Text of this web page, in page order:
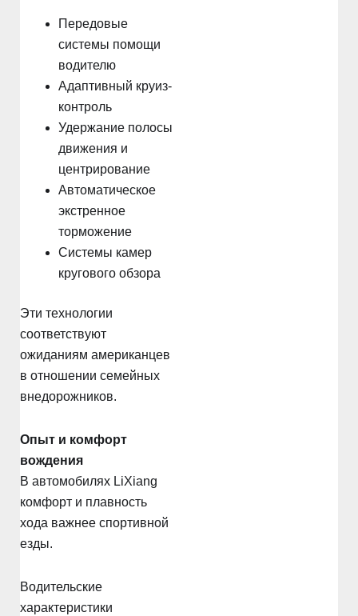
Передовые
системы помощи
водителю
Адаптивный круиз-
контроль
Удержание полосы
движения и
центрирование
Автоматическое
экстренное
торможение
Системы камер
кругового обзора
Эти технологии
соответствуют
ожиданиям американцев
в отношении семейных
внедорожников.
Опыт и комфорт
вождения
В автомобилях LiXiang
комфорт и плавность
хода важнее спортивной
езды.
Водительские
характеристики